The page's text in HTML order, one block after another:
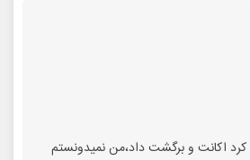
اکانت و برگشت داد،من نمیدونستم